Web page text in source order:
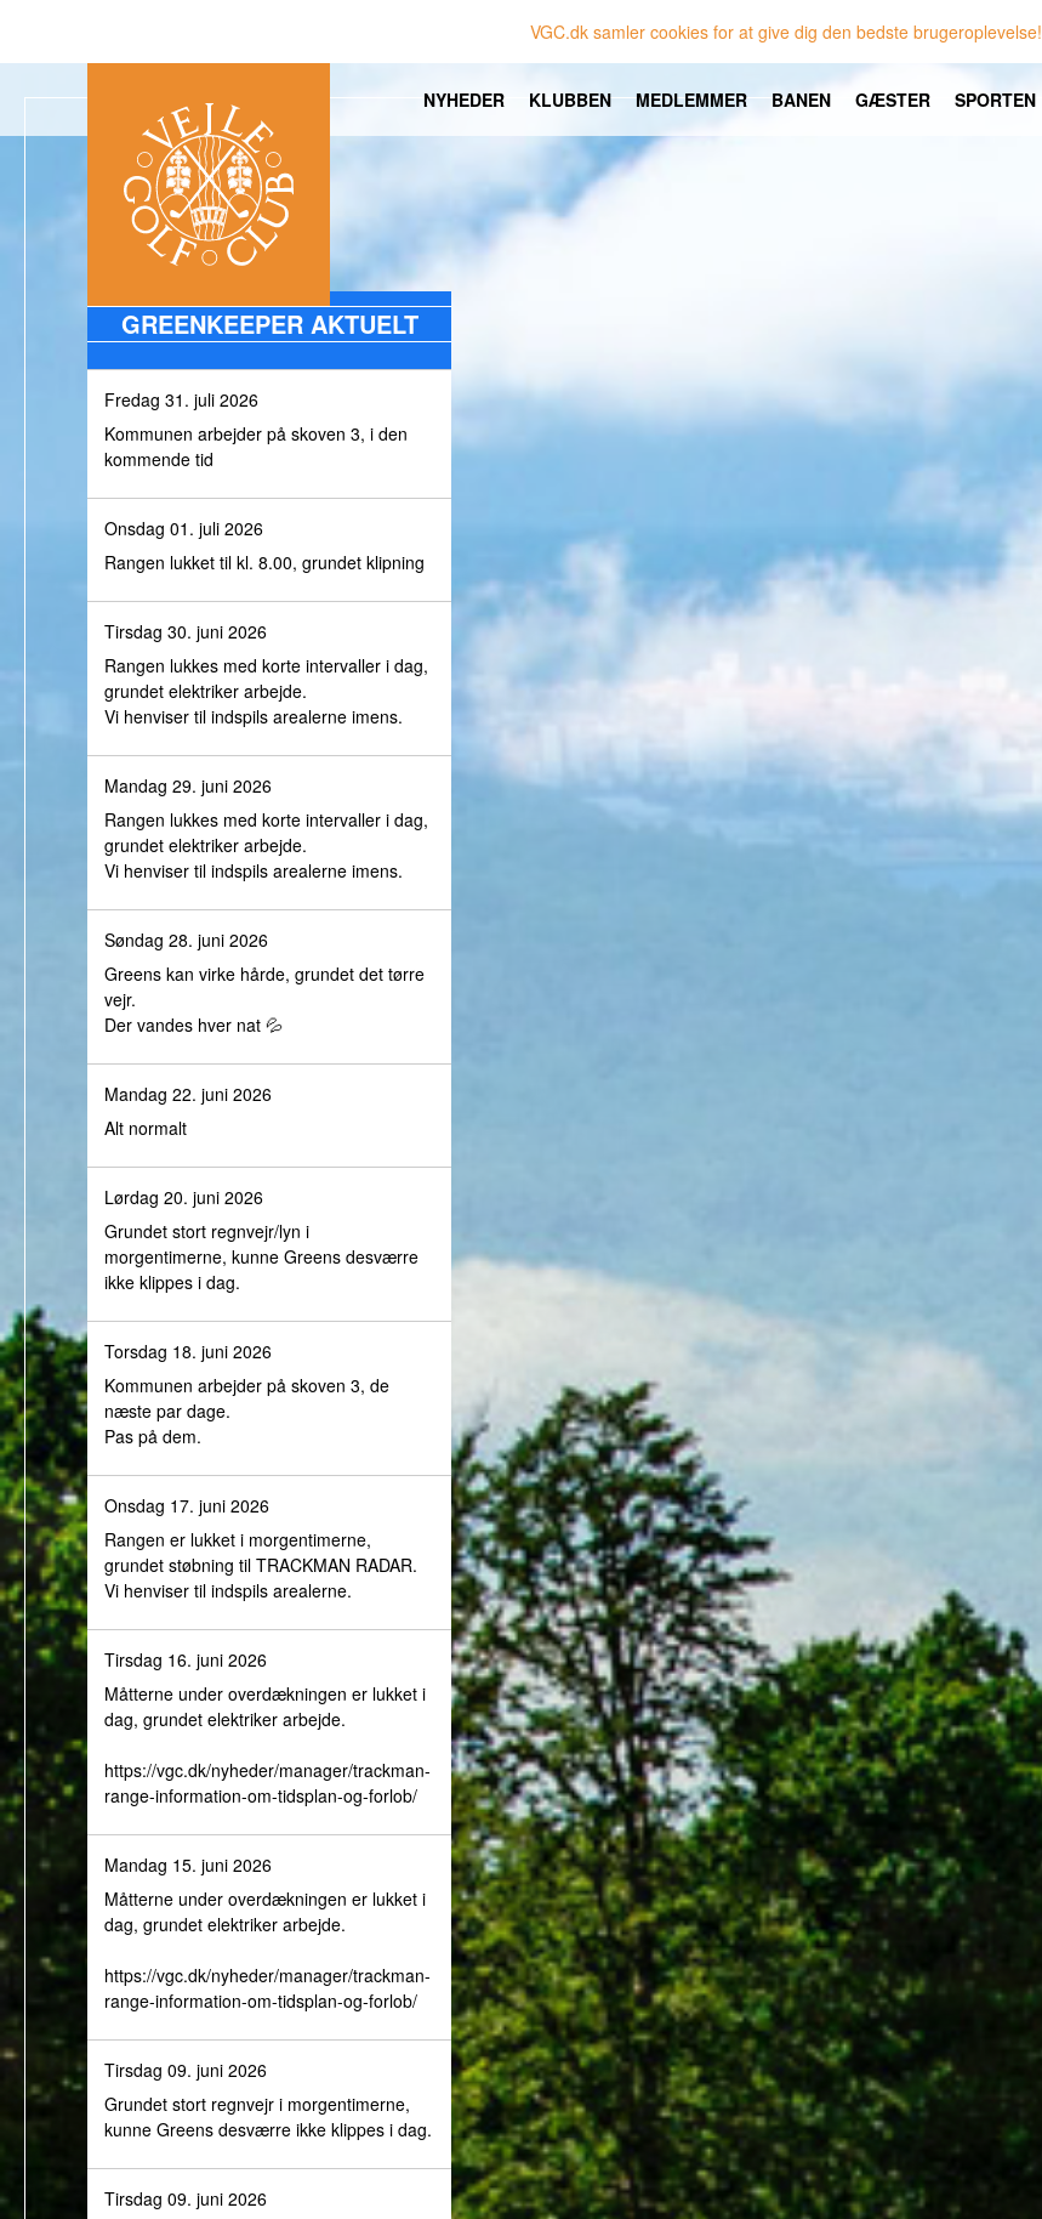
VGC.dk samler cookies for at give dig den bedste brugeroplevelse!
NYHEDER KLUBBEN MEDLEMMER BANEN GÆSTER SPORTEN
Fredag 31. juli 2026
Kommunen arbejder på skoven 3, i den
kommende tid
Onsdag 01. juli 2026
Rangen lukket til kl. 8.00, grundet klipning
Tirsdag 30. juni 2026
Rangen lukkes med korte intervaller i dag,
grundet elektriker arbejde.
Vi henviser til indspils arealerne imens.
Mandag 29. juni 2026
Rangen lukkes med korte intervaller i dag,
grundet elektriker arbejde.
Vi henviser til indspils arealerne imens.
Søndag 28. juni 2026
Greens kan virke hårde, grundet det tørre
vejr.
Der vandes hver nat 💦
Mandag 22. juni 2026
Alt normalt
Lørdag 20. juni 2026
Grundet stort regnvejr/lyn i
morgentimerne, kunne Greens desværre
ikke klippes i dag.
Torsdag 18. juni 2026
Kommunen arbejder på skoven 3, de
næste par dage.
Pas på dem.
Onsdag 17. juni 2026
Rangen er lukket i morgentimerne,
grundet støbning til TRACKMAN RADAR.
Vi henviser til indspils arealerne.
Tirsdag 16. juni 2026
Måtterne under overdækningen er lukket i
dag, grundet elektriker arbejde.
https://vgc.dk/nyheder/manager/trackman-
range-information-om-tidsplan-og-forlob/
Mandag 15. juni 2026
Måtterne under overdækningen er lukket i
dag, grundet elektriker arbejde.
https://vgc.dk/nyheder/manager/trackman-
range-information-om-tidsplan-og-forlob/
Tirsdag 09. juni 2026
Grundet stort regnvejr i morgentimerne,
kunne Greens desværre ikke klippes i dag.
Tirsdag 09. juni 2026
GREENKEEPER AKTUELT